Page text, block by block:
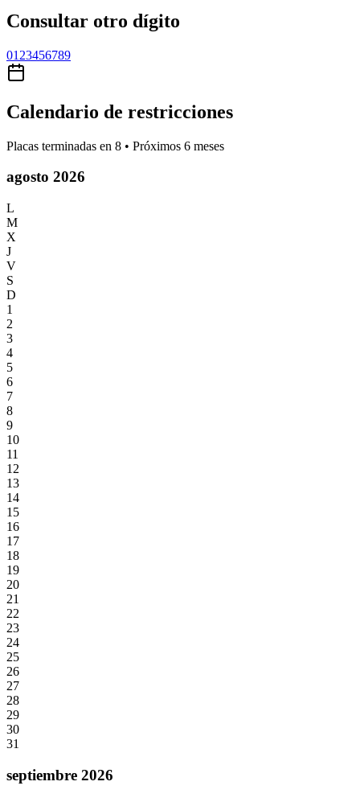
Consultar otro dígito
01 23456789
Calendario de restricciones
Placas terminadas en 8 • Próximos 6 meses
agosto 2026
L
M
X
J
V
S
D
1
2
3
4
5
6
7
8
9
10
11
12
13
14
15
16
17
18
19
20
21
22
23
24
25
26
27
28
29
30
31
septiembre 2026